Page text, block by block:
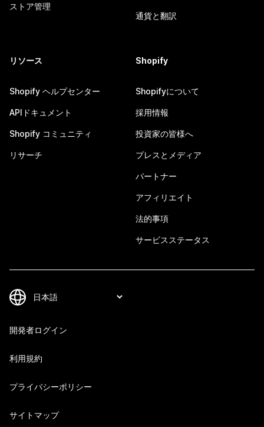
ストア管理
通貨と翻訳
リソース
Shopify ヘルプセンター
APIドキュメント
Shopify コミュニティ
リサーチ
Shopify
Shopifyについて
採用情報
投資家の皆様へ
プレスとメディア
パートナー
アフィリエイト
法的事項
サービスステータス
開発者ログイン
利用規約
プライバシーポリシー
サイトマップ